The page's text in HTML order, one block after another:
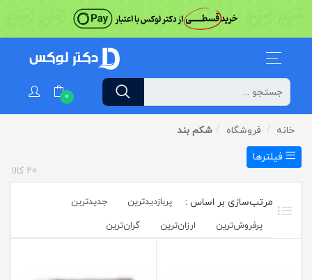
0
خانه فروشگاه
شکم بند
فیلترها
20 کالا
پربازدیدترین
جدیدترین
پرفروش‌ترین‌
ارزان‌ترین گران‌ترین